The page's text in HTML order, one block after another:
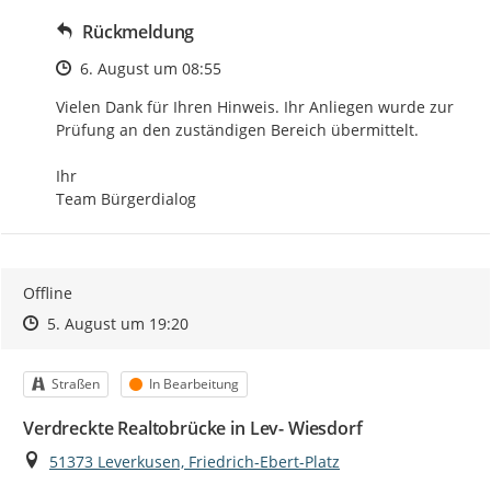
Rückmeldung
Zeitpunkt des Erstellens
6. August um 08:55
Vielen Dank für Ihren Hinweis. Ihr Anliegen wurde zur
Prüfung an den zuständigen Bereich übermittelt.
Ihr
Team Bürgerdialog
Offline
Zeitpunkt des Erstellens
Zeitpunkt des Erstellens
5. August um 19:20Zur Äußerung
Kategorie
Straßen Status
In Bearbeitung
Verdreckte Realtobrücke in Lev- Wiesdorf
Ort
51373 Leverkusen, Friedrich-Ebert-Platz